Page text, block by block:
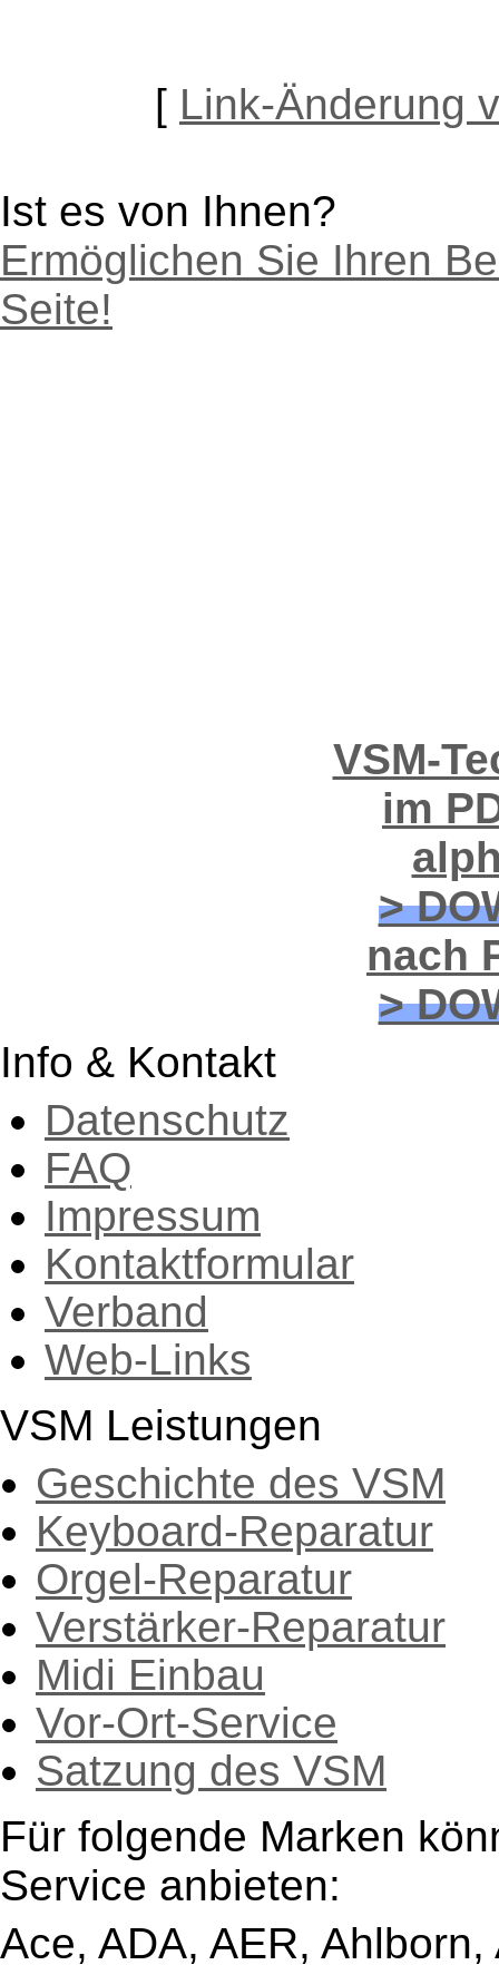
[ Link-Änderung
Ist es von Ihnen?
Ermöglichen Sie Ihren
Seite!
VSM-
im
>
nach
>
Info & Kontakt
Datenschutz
FAQ
Impressum
Kontaktformular
Verband
Web-Links
VSM Leistungen
Geschichte des VSM
Keyboard-Reparatur
Orgel-Reparatur
Verstärker-Reparatur
Midi Einbau
Vor-Ort-Service
Satzung des VSM
Für folgende Marken
Service anbieten:
Ace, ADA, AER,